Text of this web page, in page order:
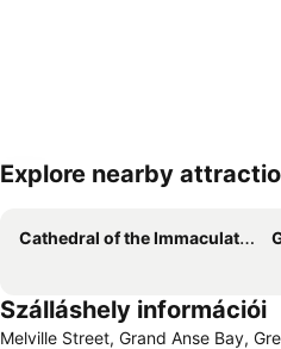
Nagy méretű térkép
Explore nearby
Cathedral of the Immaculate Conception St Georges
Szálláshely információi
Melville Street, Grand Anse Bay,